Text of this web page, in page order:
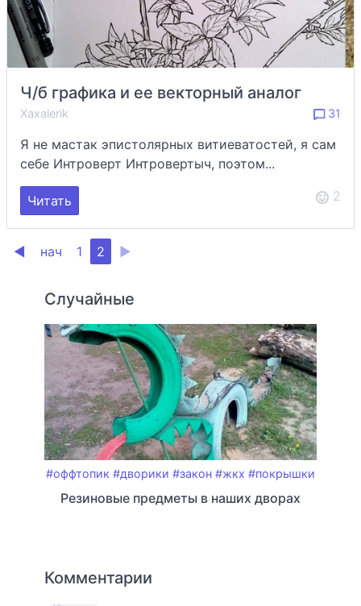
Ч/б графика и ее векторный аналог
Xaxalerik 31
Я не мастак эпистолярных витиеватостей, я сам
себе Интроверт Интровертыч, поэтом...
Читать 2
◀ нач 1 2 ▶
Случайные
#оффтопик #дворики #закон #жкх #покрышки
Резиновые предметы в наших дворах
Комментарии